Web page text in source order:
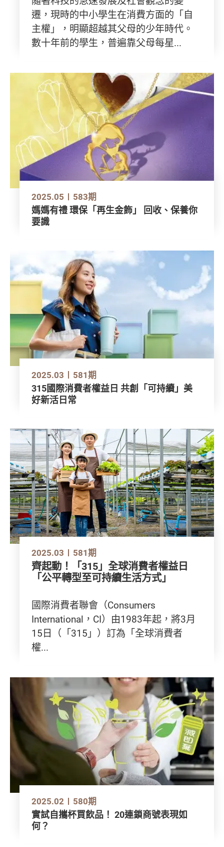
遷，現時的中小學生在消費方面的「自
主權」，明顯超越其父母的少年時代。
數十年前的學生，普遍靠父母每星...
2025.05 583期
媽媽有禮 環保「再生金飾」 回收、保養你
要識
2025.03 581期
315國際消費者權益日 共創「可持續」美
好新活日常
2025.03 581期
齊起動！「315」全球消費者權益日
「公平轉型至可持續生活方式」
國際消費者聯會（Consumers
International，CI）由1983年起，將3月
15日（「315」）訂為「全球消費者
權...
2025.02 580期
實試自攜杯買飲品！ 20連鎖商號表現如
何？